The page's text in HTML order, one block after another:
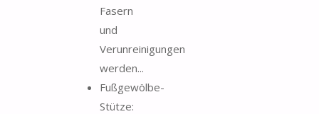
Fasern
und
Verunreinigungen
werden...
Fußgewölbe-
Stütze: